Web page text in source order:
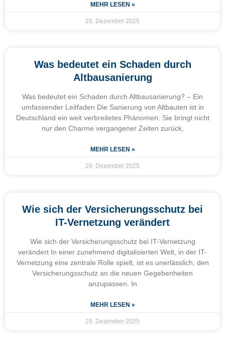
MEHR LESEN »
29. Dezember 2025
Was bedeutet ein Schaden durch
Altbausanierung
Was bedeutet ein Schaden durch Altbausanierung? – Ein
umfassender Leitfaden Die Sanierung von Altbauten ist in
Deutschland ein weit verbreitetes Phänomen. Sie bringt nicht
nur den Charme vergangener Zeiten zurück,
MEHR LESEN »
29. Dezember 2025
Wie sich der Versicherungsschutz bei
IT-Vernetzung verändert
Wie sich der Versicherungsschutz bei IT-Vernetzung
verändert In einer zunehmend digitalisierten Welt, in der IT-
Vernetzung eine zentrale Rolle spielt, ist es unerlässlich, den
Versicherungsschutz an die neuen Gegebenheiten
anzupassen. In
MEHR LESEN »
29. Dezember 2025